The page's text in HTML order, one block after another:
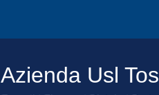
Azienda Usl